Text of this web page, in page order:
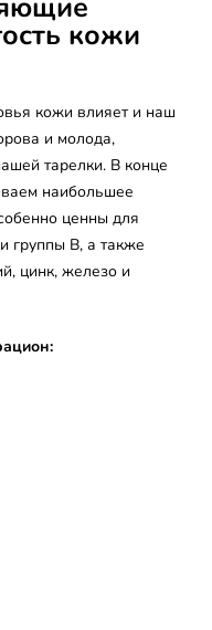
кожи
кожи влияет и наш
и молода,
тарелки. В конце
наибольшее
ценны для
группы B, а также
цинк, железо и